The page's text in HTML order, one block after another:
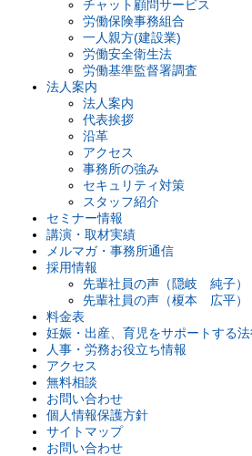
チャット顧問サービス
労働保険事務組合
一人親方(建設業)
労働安全衛生法
労働基準監督署調査
法人案内
法人案内
代表挨拶
沿革
アクセス
事務所の強み
セキュリティ対策
スタッフ紹介
セミナー情報
講演・取材実績
メルマガ・事務所通信
採用情報
先輩社員の声（隠岐 純子）
先輩社員の声（榎本 広平）
料金表
妊娠・出産、育児をサポートする
人事・労務お役立ち情報
アクセス
無料相談
お問い合わせ
個人情報保護方針
サイトマップ
お問い合わせ